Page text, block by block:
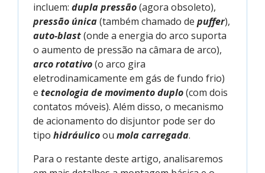
incluem: dupla pressão(agora obsoleto),
pressão única(também chamado de puffer),
auto-blast(onde a energia do arco suporta
o aumento de pressão na câmara de arco),
arco rotativo(o arco gira
eletrodinamicamente em gás de fundo frio)
e tecnologia de movimento duplo(com dois
contatos móveis). Além disso, o mecanismo
de acionamento do disjuntor pode ser do
tipo hidráulicoou mola carregada.
Para o restante deste artigo, analisaremos